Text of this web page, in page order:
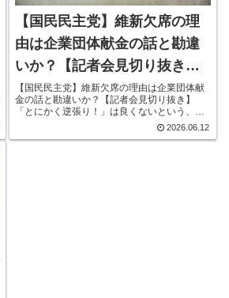
【国民民主党】維新欠席の理
由は企業団体献金の話と勘違
いか？【記者会見切り抜き】
「とにかく逆張り！」は良く
ないという、いい悪い例
【国民民主党】維新欠席の理由は企業団体献
金の話と勘違いか？【記者会見切り抜き】
「とにかく逆張り！」は良くないという、い
い悪い例 【国民民主党】維新欠席の理由は企
2026.06.12